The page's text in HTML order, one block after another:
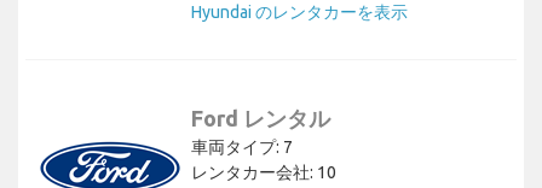
Hyundai のレンタカーを表示
Ford レンタル
車両タイプ: 7
レンタカー会社: 10